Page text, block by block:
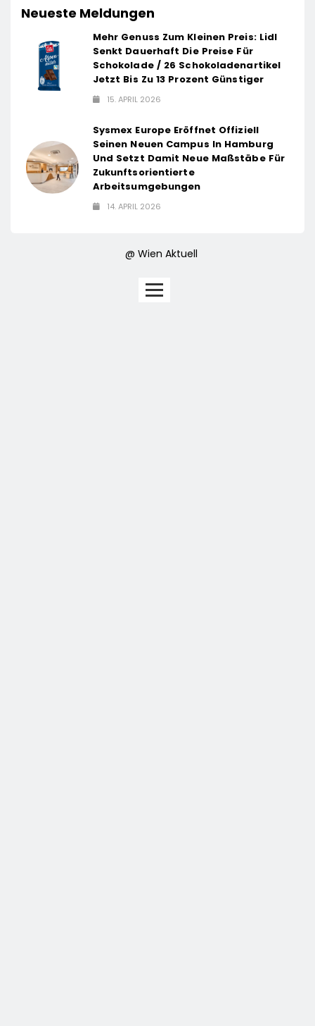
Neueste Meldungen
Mehr Genuss Zum Kleinen Preis: Lidl
Senkt Dauerhaft Die Preise Für
Schokolade / 26 Schokoladenartikel
Jetzt Bis Zu 13 Prozent Günstiger
15. APRIL 2026
Sysmex Europe Eröffnet Offiziell
Seinen Neuen Campus In Hamburg
Und Setzt Damit Neue Maßstäbe Für
Zukunftsorientierte
Arbeitsumgebungen
14. APRIL 2026
@ Wien Aktuell